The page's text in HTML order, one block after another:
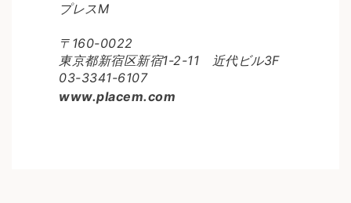
プレスM
〒160-0022
東京都新宿区新宿1-2-11 近代ビル3F
03-3341-6107
www.placem.com